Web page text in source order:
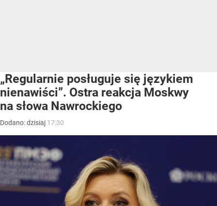
„Regularnie posługuje się językiem
nienawiści”. Ostra reakcja Moskwy
na słowa Nawrockiego
Dodano:dzisiaj 17:30